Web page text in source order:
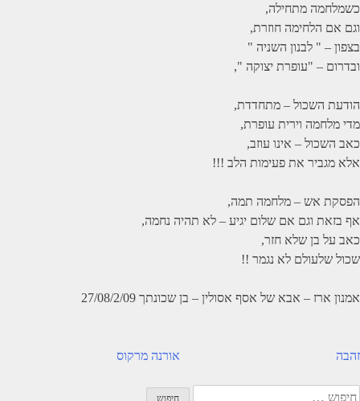
כשמלחמה מתחילה,
וגם אם הלחימה חוזרת,
בצפון – " לבנון השניה "
ובדרום – "עופרת יצוקה ",
הודעת השכול – מתחדדת,
מדי מלחמה וירית עופרת,
כאב השכול – אינו עוזב,
אלא מגביר את פעימות הלב !!!
הפסקת אש – מלחמה תמה,
אף בזאת וגם אם שלום יגיע – לא תהיה נחמה,
כאב על בן שלא חזר,
שכול שלעולם לא נגמר !!
אמנון ארז – אבא של אסף אסולין – בן שכונתך 27/08/2/09
ניווט אורנה מרקוס זהבה
חיפוש: